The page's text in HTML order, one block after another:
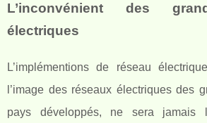
L’inconvénient des
électriques
L’implémentions de réseau
l’image des réseaux électriques des
pays développés, ne sera jamais